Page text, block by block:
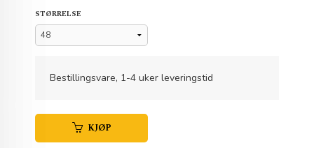
STØRRELSE
Bestillingsvare, 1-4 uker leveringstid
KJØP